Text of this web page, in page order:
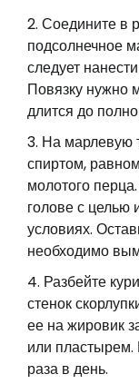
Соедините в
подсолнечное
следует
Повязку нужно
длится до
На марлевую
спиртом,
молотого
голове с целью
условиях.
необходимо
Разбейте
стенок
ее на жировик
или
раза в день.